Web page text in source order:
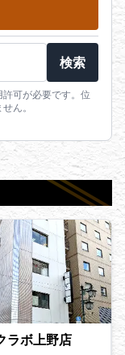
検索
可が必要です。位
ん。
ラボ上野店